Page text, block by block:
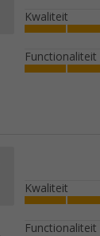
Kwaliteit
Functionaliteit
Kwaliteit
Functionaliteit